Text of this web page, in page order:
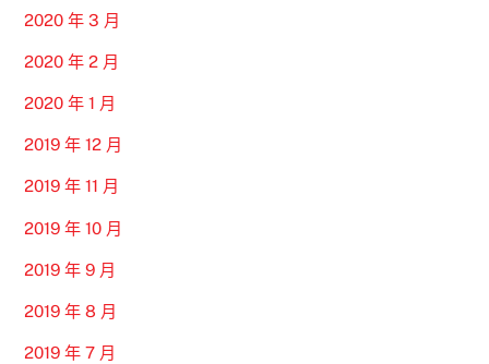
2020 年 3 月
2020 年 2 月
2020 年 1 月
2019 年 12 月
2019 年 11 月
2019 年 10 月
2019 年 9 月
2019 年 8 月
2019 年 7 月